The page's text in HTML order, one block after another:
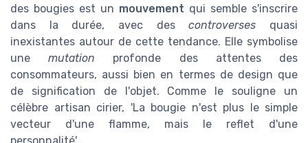
des bougies est un mouvement qui semble s'inscrire
dans la durée, avec descontroverses quasi
inexistantes autour de cette tendance. Elle symbolise
unemutation profonde des attentes des
consommateurs, aussi bien en termes de design que
de signification de l'objet. Comme le souligne un
célèbre artisan cirier, 'La bougie n'est plus le simple
vecteur d'une flamme, mais le reflet d'une